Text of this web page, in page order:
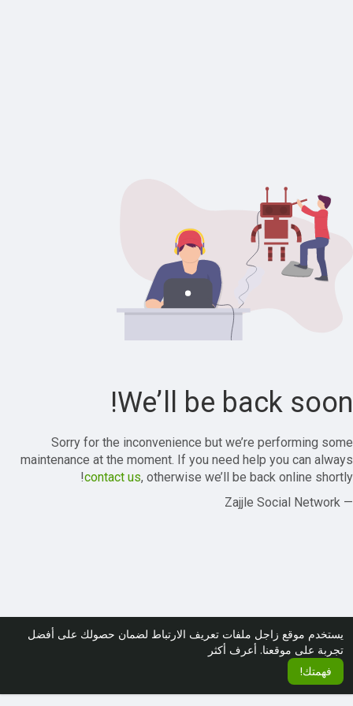
يستخدم موقع زاجل ملفات تعريف الارتباط لضمان حصولك على أفضل
تجربة على موقعنا. أعرف أكثر
فهمتك!
We’ll be back soon!
Sorry for the inconvenience but we’re performing some
maintenance at the moment. If you need help you can always
contact us, otherwise we’ll be back online shortly!
— Zajjle Social Network